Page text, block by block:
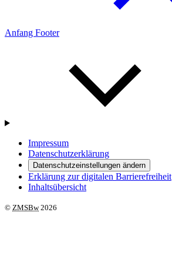
Anfang Footer
Impressum
Datenschutzerklärung
Datenschutzeinstellungen ändern
Erklärung zur digitalen Barrierefreiheit
Inhaltsübersicht
© ZMSBw2026